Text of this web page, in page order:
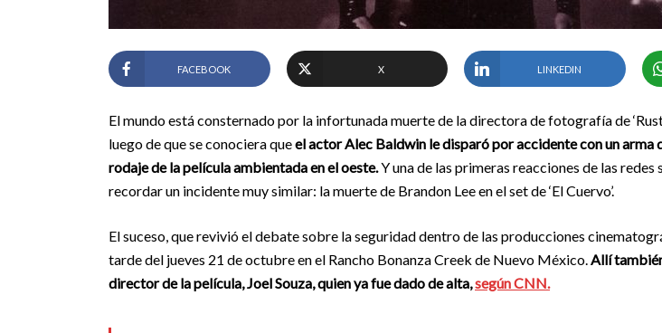
FACEBOOK X LINKEDIN
El mundo está consternado por la infortunada muerte de la directora de fotografía de
luego de que se conociera queel actor Alec Baldwin le disparó por accidente con un arma
rodaje de la película ambientada en el oeste.Y una de las primeras reacciones de las redes
recordar un incidente muy similar: la muerte de Brandon Lee en el set de ‘El Cuervo’.
El suceso, que revivió el debate sobre la seguridad dentro de las producciones
tarde del jueves 21 de octubre en el Rancho Bonanza Creek de Nuevo México.Allí
director de la película, Joel Souza, quien ya fue dado de alta,según CNN.